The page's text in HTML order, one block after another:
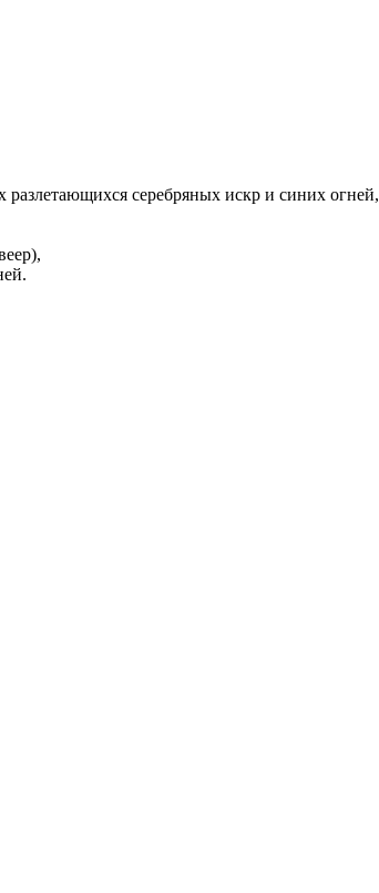
серебряных искр и синих огней,